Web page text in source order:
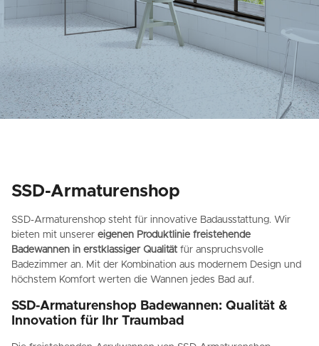
SSD-Armaturenshop
SSD-Armaturenshop steht für innovative Badausstattung. Wir
bieten mit unserer eigenen Produktlinie freistehende
Badewannen in erstklassiger Qualität für anspruchsvolle
Badezimmer an. Mit der Kombination aus modernem Design und
höchstem Komfort werten die Wannen jedes Bad auf.
SSD-Armaturenshop Badewannen: Qualität &
Innovation für Ihr Traumbad